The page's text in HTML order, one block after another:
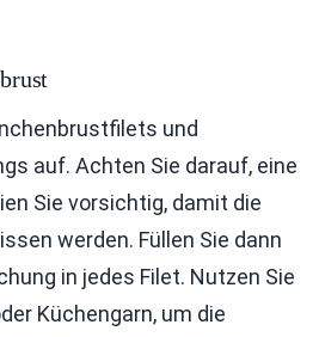
und
auf. Achten Sie darauf, eine
Sie vorsichtig, damit die
werden. Füllen Sie dann
in jedes Filet. Nutzen Sie
Küchengarn, um die